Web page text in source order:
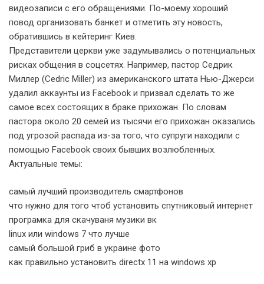
видеозаписи с его обращениями. По-моему хороший
повод организовать банкет и отметить эту новость,
обратившись в кейтеринг Киев.
Представители церкви уже задумывались о потенциальных
рисках общения в соцсетях. Например, пастор Седрик
Миллер (Cedric Miller) из американского штата Нью-Джерси
удалил аккаунты из Facebook и призвал сделать то же
самое всех состоящих в браке прихожан. По словам
пастора около 20 семей из тысячи его прихожан оказались
под угрозой распада из-за того, что супруги находили с
помощью Facebook своих бывших возлюбленных.
Актуальные темы:
самый лучший производитель смартфонов
что нужно для того чтоб установить спутниковый интернет
програмка для скачуваня музики вк
linux или windows 7 что лучше
самый большой гриб в украине фото
как правильно установить directx 11 на windows xp